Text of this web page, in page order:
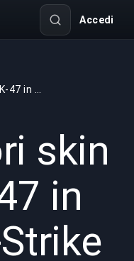
Accedi
skin
in